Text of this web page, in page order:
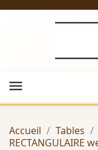
menu
Accueil Tables
RECTANGULAIRE